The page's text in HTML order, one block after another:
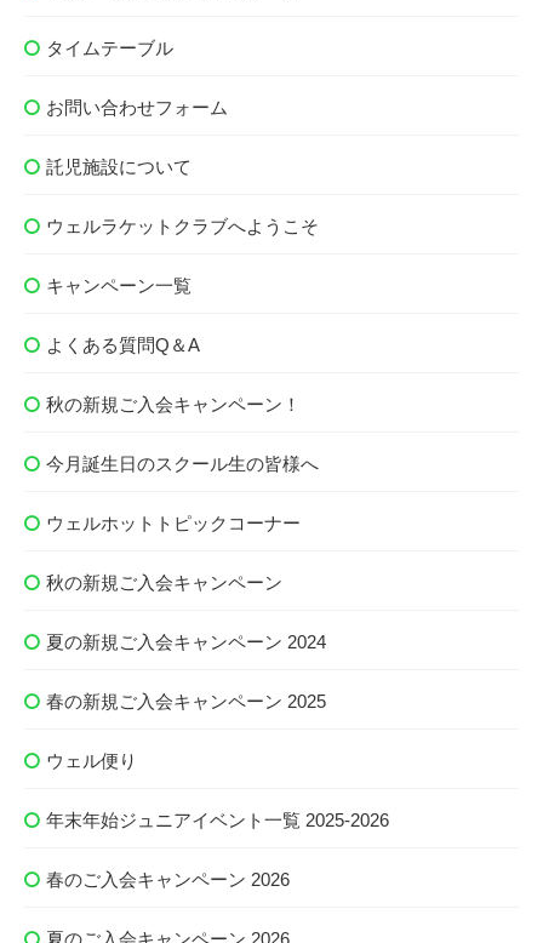
タイムテーブル
お問い合わせフォーム
託児施設について
ウェルラケットクラブへようこそ
キャンペーン一覧
よくある質問Q＆A
秋の新規ご入会キャンペーン！
今月誕生日のスクール生の皆様へ
ウェルホットトピックコーナー
秋の新規ご入会キャンペーン
夏の新規ご入会キャンペーン 2024
春の新規ご入会キャンペーン 2025
ウェル便り
年末年始ジュニアイベント一覧 2025-2026
春のご入会キャンペーン 2026
夏のご入会キャンペーン 2026